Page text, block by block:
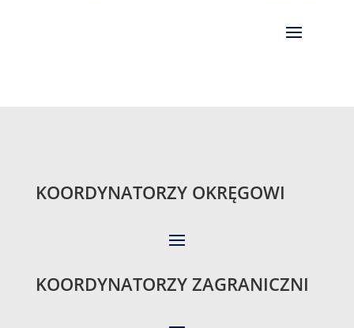
KOORDYNATORZY OKRĘGOWI
KOORDYNATORZY ZAGRANICZNI